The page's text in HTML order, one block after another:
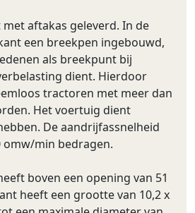
aftakas geleverd. In de
een breekpen ingebouwd,
als breekpunt bij
dient. Hierdoor
tractoren met meer dan
Het voertuig dient
De aandrijfassnelheid
omw/min bedragen.
boven een opening van 51
heeft een grootte van 10,2 x